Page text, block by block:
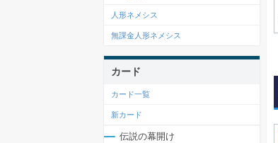
人形ネメシス
無課金人形ネメシス
カード
カード一覧
新カード
伝説の幕開け